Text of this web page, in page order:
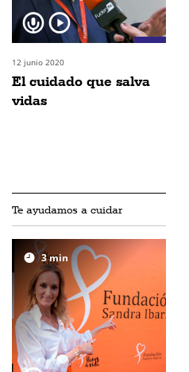
12 junio 2020
El cuidado que salva
vidas
Te ayudamos a cuidar
3min